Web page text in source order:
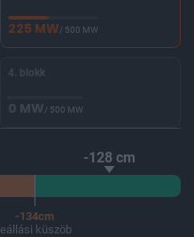
225 MW/ 500 MW
4. blokk
0 MW/ 500 MW
-128 cm
-134cm
leállási küszöb